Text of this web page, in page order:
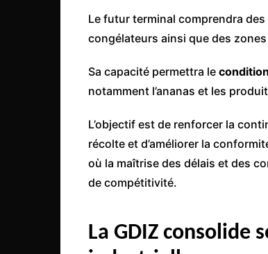
Le futur terminal comprendra
congélateurs ainsi que des
Sa capacité permettra le
notamment l’ananas et les
L’objectif est de renforcer la
récolte et d’améliorer la
où la maîtrise des délais et des
de compétitivité.
La GDIZ consolide